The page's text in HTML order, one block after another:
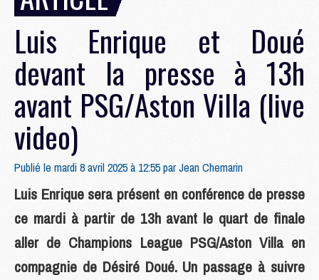
Luis Enrique et Doué
devant la presse à 13h
avant PSG/Aston Villa (live
video)
Publié le mardi 8 avril 2025 à 12:55 parJean Chemarin
Luis Enrique sera présent en conférence de presse
ce mardi à partir de 13h avant le quart de finale
aller de Champions League PSG/Aston Villa en
compagnie de Désiré Doué. Un passage à suivre